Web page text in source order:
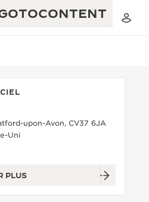
DE 190 ANS
DE 1 400 CALIBRES
upon-Avon, CV37 6JA
Uni
PLUS